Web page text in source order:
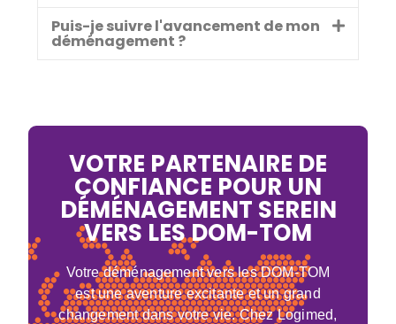
Puis-je suivre l'avancement de mon
déménagement ?
VOTRE PARTENAIRE DE
CONFIANCE POUR UN
DÉMÉNAGEMENT SEREIN
VERS LES DOM-TOM
Votre déménagement vers les DOM-TOM
est une aventure excitante et un grand
changement dans votre vie. Chez Logimed,